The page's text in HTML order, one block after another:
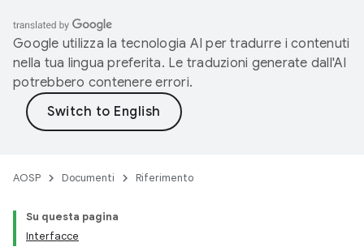
Google utilizza la tecnologia AI per tradurre i contenuti
nella tua lingua preferita. Le traduzioni generate dall'AI
potrebbero contenere errori.
AOSP Documenti Riferimento
Su questa pagina
Interfacce